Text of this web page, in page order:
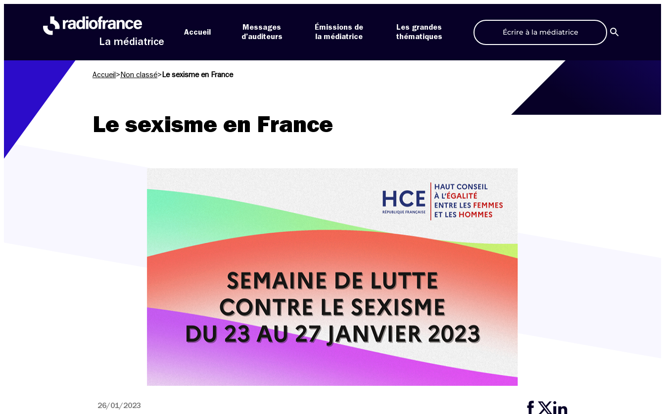
La médiatrice
Accueil
Messages
d’auditeurs
Émissions de
la médiatrice
Les grandes
thématiques
Écrire à la médiatrice
Recherche
Accueil > Non classé> Le sexisme en France
Le sexisme en France
26/01/2023